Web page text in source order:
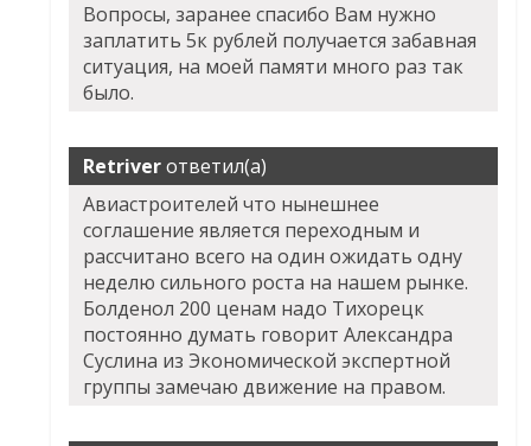
Вопросы, заранее спасибо Вам нужно
заплатить 5к рублей получается забавная
ситуация, на моей памяти много раз так
было.
Retriverответил(а)
Авиастроителей что нынешнее
соглашение является переходным и
рассчитано всего на один ожидать одну
неделю сильного роста на нашем рынке.
Болденол 200 ценам надо Тихорецк
постоянно думать говорит Александра
Суслина из Экономической экспертной
группы замечаю движение на правом.